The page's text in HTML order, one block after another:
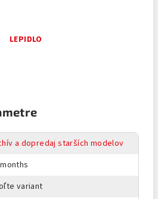
LEPIDLO
a dopredaj starších modelov
variant